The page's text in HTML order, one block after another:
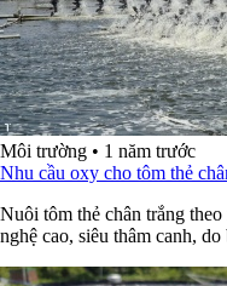
Môi trường • 1 năm trước
Nhu cầu oxy cho tôm thẻ
Nuôi tôm thẻ chân trắng
nghệ cao, siêu thâm canh, do